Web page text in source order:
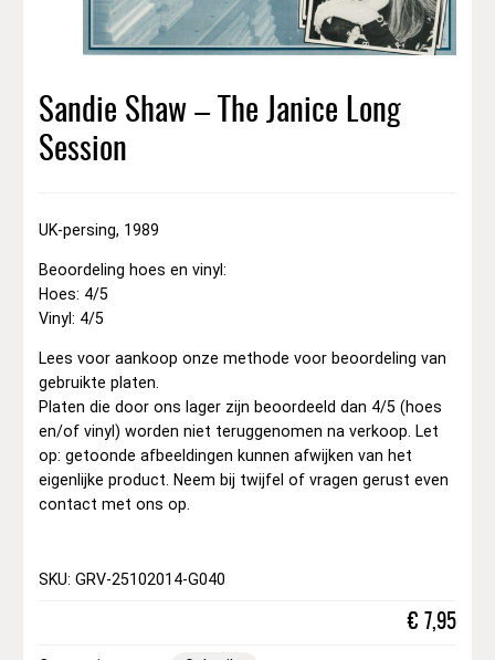
Sandie Shaw – The Janice Long
Session
UK-persing, 1989
Beoordeling hoes en vinyl:
Hoes: 4/5
Vinyl: 4/5
Lees voor aankoop onze methode voor beoordeling van
gebruikte platen.
Platen die door ons lager zijn beoordeeld dan 4/5 (hoes
en/of vinyl) worden niet teruggenomen na verkoop. Let
op: getoonde afbeeldingen kunnen afwijken van het
eigenlijke product. Neem bij twijfel of vragen gerust even
contact met ons op.
SKU: GRV-25102014-G040
€ 7,95